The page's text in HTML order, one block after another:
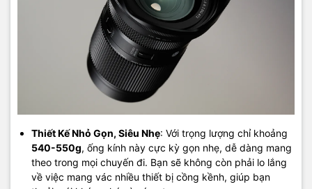
Thiết Kế Nhỏ Gọn, Siêu Nhẹ: Với trọng lượng chỉ khoảng
540-550g, ống kính này cực kỳ gọn nhẹ, dễ dàng mang
theo trong mọi chuyến đi. Bạn sẽ không còn phải lo lắng
về việc mang vác nhiều thiết bị cồng kềnh, giúp bạn